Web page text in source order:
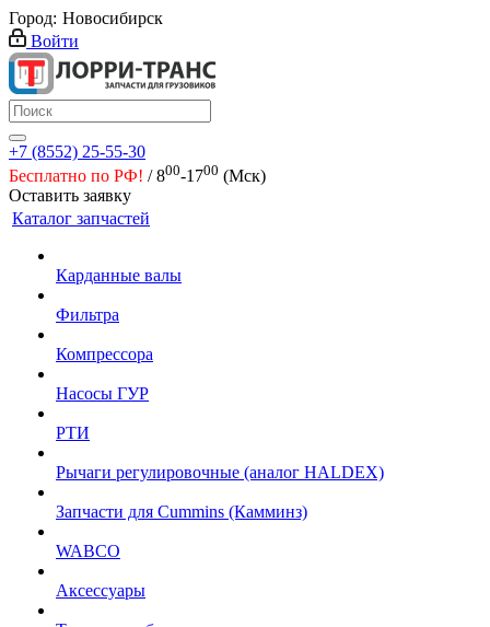
Город: Новосибирск
Войти
+7 (8552) 25-55-30
Бесплатно по РФ! / 800-1700 (Мск)
Оставить заявку
Каталог запчастей
Карданные валы
Фильтра
Компрессора
Насосы ГУР
РТИ
Рычаги регулировочные (аналог HALDEX)
Запчасти для Cummins (Камминз)
WABCO
Аксессуары